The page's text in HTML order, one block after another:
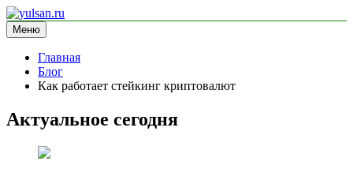
Перейти
к
содержимому
yulsan.ru
блог про криптовалюту
Меню
Главная
Блог
Как работает стейкинг криптовалют
Актуальное сегодня